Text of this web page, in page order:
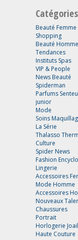
Catégories
Beauté Femme
Shopping
Beauté Homme
Tendances
Instituts Spas
VIP & People
News Beauté
Spiderman
Parfums
junior
Mode
Soins
La Série
Thalasso
Culture
Spider News
Fashion
Lingerie
Accessoires
Mode Homme
Accessoires
Nouveaux
Chaussures
Portrait
Horlogerie
Haute Couture